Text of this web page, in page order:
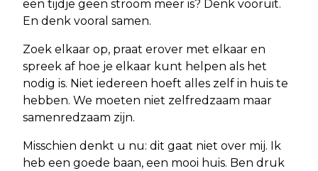
een tijdje geen stroom meer is? Denk vooruit.
En denk vooral samen.
Zoek elkaar op, praat erover met elkaar en
spreek af hoe je elkaar kunt helpen als het
nodig is. Niet iedereen hoeft alles zelf in huis te
hebben. We moeten niet zelfredzaam maar
samenredzaam zijn.
Misschien denkt u nu: dit gaat niet over mij. Ik
heb een goede baan, een mooi huis. Ben druk